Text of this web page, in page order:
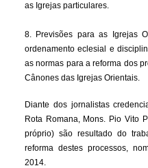
as Igrejas particulares.
8. Previsões para as Igrejas
ordenamento eclesial e
as normas para a reforma dos
Cânones das Igrejas Orientais.
Diante dos jornalistas
Rota Romana, Mons. Pio Vito
próprio) são resultado do
reforma destes processos,
2014.